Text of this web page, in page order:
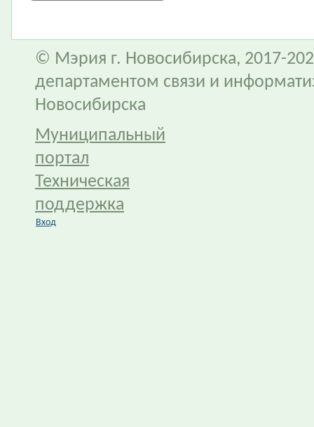
© Мэрия г. Новосибирска, 2017-
департаментом связи и
Новосибирска
Муниципальный
портал
Техническая
поддержка
Вход